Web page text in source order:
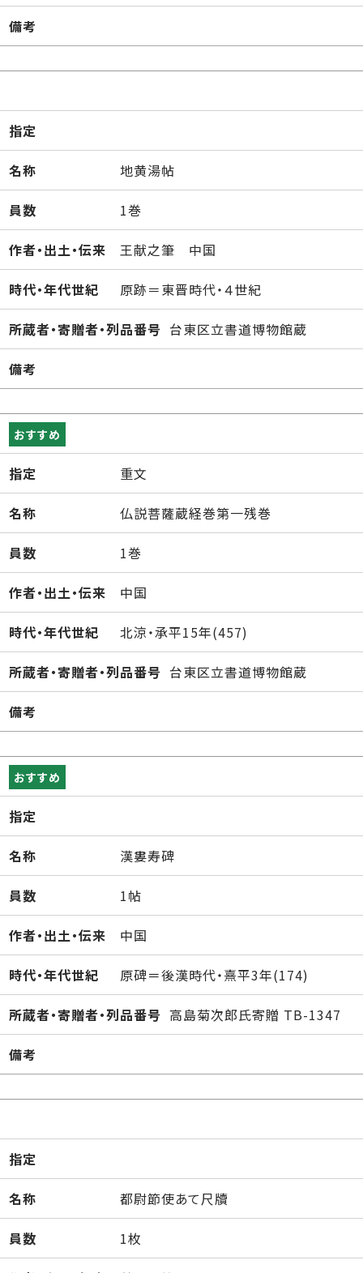
備考
指定
名称 地黄湯帖
員数 1巻
作者・出土・伝来 王献之筆 中国
時代・年代世紀 原跡＝東晋時代・４世紀
所蔵者・寄贈者・列品番号 台東区立書道博物館蔵
備考
おすすめ
指定 重文
名称 仏説菩薩蔵経巻第一残巻
員数 1巻
作者・出土・伝来 中国
時代・年代世紀 北涼・承平15年(457)
所蔵者・寄贈者・列品番号 台東区立書道博物館蔵
備考
おすすめ
指定
名称 漢婁寿碑
員数 1帖
作者・出土・伝来 中国
時代・年代世紀 原碑＝後漢時代・熹平3年(174)
所蔵者・寄贈者・列品番号 高島菊次郎氏寄贈 TB-1347
備考
指定
名称 都尉節使あて尺牘
員数 1枚